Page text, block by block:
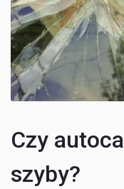
Czy
szyby?